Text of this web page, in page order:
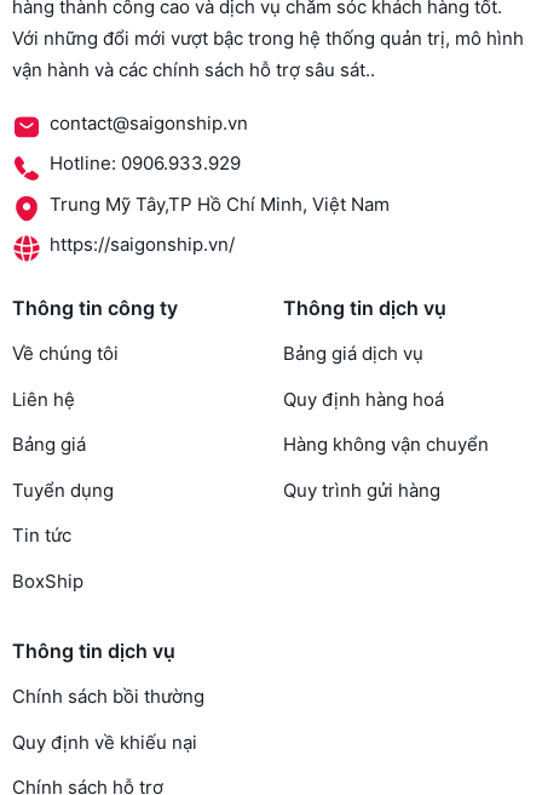
hàng thành công cao và dịch vụ chăm sóc khách hàng tốt.
Với những đổi mới vượt bậc trong hệ thống quản trị, mô hình
vận hành và các chính sách hỗ trợ sâu sát..
contact@saigonship.vn
Hotline: 0906.933.929
Trung Mỹ Tây,TP Hồ Chí Minh, Việt Nam
https://saigonship.vn/
Thông tin công ty
Về chúng tôi
Liên hệ
Bảng giá
Tuyển dụng
Tin tức
BoxShip
Thông tin dịch vụ
Bảng giá dịch vụ
Quy định hàng hoá
Hàng không vận chuyển
Quy trình gửi hàng
Thông tin dịch vụ
Chính sách bồi thường
Quy định về khiếu nại
Chính sách hỗ trợ